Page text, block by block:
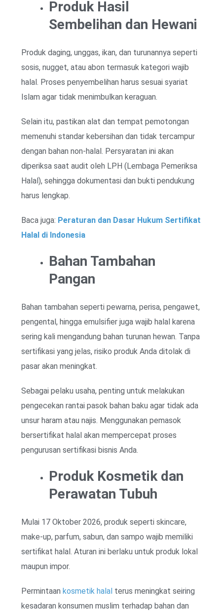
Produk Hasil
Sembelihan dan Hewani
Produk daging, unggas, ikan, dan turunannya seperti
sosis, nugget, atau abon termasuk kategori wajib
halal. Proses penyembelihan harus sesuai syariat
Islam agar tidak menimbulkan keraguan.
Selain itu, pastikan alat dan tempat pemotongan
memenuhi standar kebersihan dan tidak tercampur
dengan bahan non-halal. Persyaratan ini akan
diperiksa saat audit oleh LPH (Lembaga Pemeriksa
Halal), sehingga dokumentasi dan bukti pendukung
harus lengkap.
Baca juga: Peraturan dan Dasar Hukum Sertifikat
Halal di Indonesia
Bahan Tambahan
Pangan
Bahan tambahan seperti pewarna, perisa, pengawet,
pengental, hingga emulsifier juga wajib halal karena
sering kali mengandung bahan turunan hewan. Tanpa
sertifikasi yang jelas, risiko produk Anda ditolak di
pasar akan meningkat.
Sebagai pelaku usaha, penting untuk melakukan
pengecekan rantai pasok bahan baku agar tidak ada
unsur haram atau najis. Menggunakan pemasok
bersertifikat halal akan mempercepat proses
pengurusan sertifikasi bisnis Anda.
Produk Kosmetik dan
Perawatan Tubuh
Mulai 17 Oktober 2026, produk seperti skincare,
make-up, parfum, sabun, dan sampo wajib memiliki
sertifikat halal. Aturan ini berlaku untuk produk lokal
maupun impor.
Permintaan kosmetik halal terus meningkat seiring
kesadaran konsumen muslim terhadap bahan dan